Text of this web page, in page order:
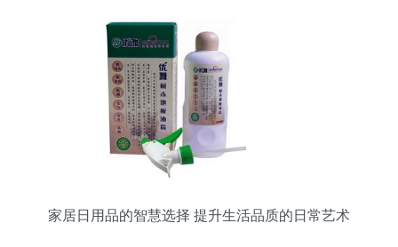
家居日用品的智慧选择 提升生活品质的日常艺术